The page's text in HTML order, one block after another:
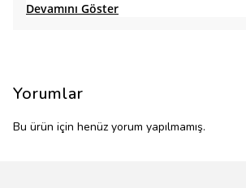
Devamını Göster
Yorumlar
Bu ürün için henüz yorum yapılmamış.